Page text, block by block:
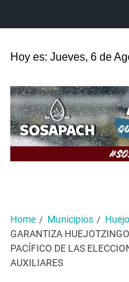
Hoy es: Jueves, 6 de
Home Municipios
GARANTIZA
PACÍFICO DE LAS
AUXILIARES